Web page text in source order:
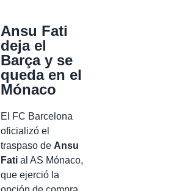
Ansu Fati
deja el
Barça y se
queda en el
Mónaco
El FC Barcelona
oficializó el
traspaso de Ansu
Fati al AS Mónaco,
que ejerció la